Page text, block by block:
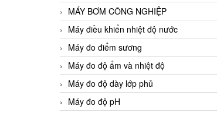
MÁY BƠM CÔNG NGHIỆP
Máy điều khiển nhiệt độ nước
Máy đo điểm sương
Máy đo độ ẩm và nhiệt độ
Máy đo độ dày lớp phủ
Máy đo độ pH